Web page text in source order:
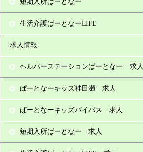
短期入所ぱーとなー
生活介護ぱーとなーLIFE
求人情報
ヘルパーステーションぱーとなー 求人
ぱーとなーキッズ神田瀬 求人
ぱーとなーキッズバイパス 求人
短期入所ぱーとなー 求人